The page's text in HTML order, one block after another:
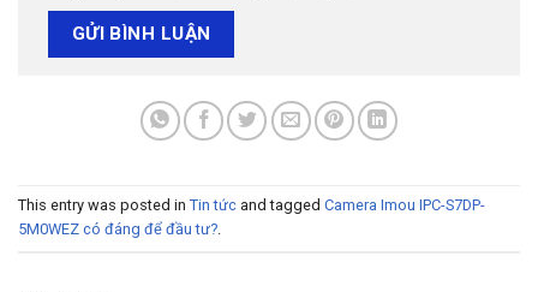
This entry was posted in Tin tức and tagged Camera Imou IPC-S7DP-
5M0WEZ có đáng để đầu tư?.